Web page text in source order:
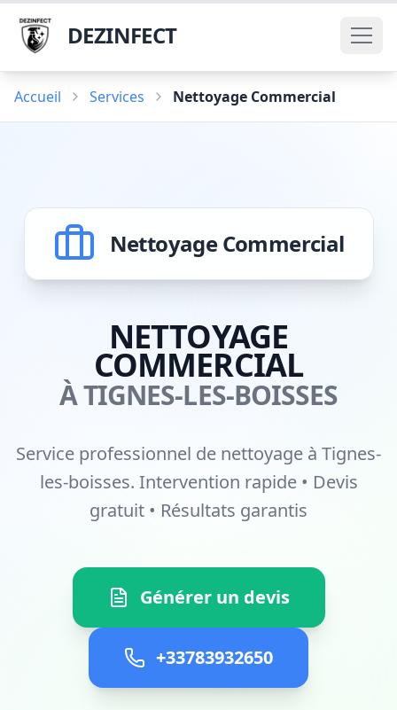
DEZINFECT
Accueil Services Nettoyage Commercial
Nettoyage Commercial
NETTOYAGE
COMMERCIAL
À TIGNES-LES-BOISSES
Service professionnel de nettoyage à Tignes-
les-boisses. Intervention rapide • Devis
gratuit • Résultats garantis
Générer un devis
+33783932650